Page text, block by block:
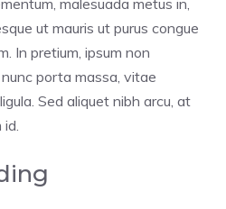
malesuada metus in,
ut mauris ut purus congue
In pretium, ipsum non
porta massa, vitae
Sed aliquet nibh arcu, at
id.